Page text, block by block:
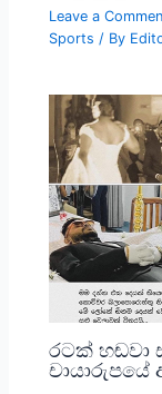
Leave a
Sports / By
රටක් හඬවා